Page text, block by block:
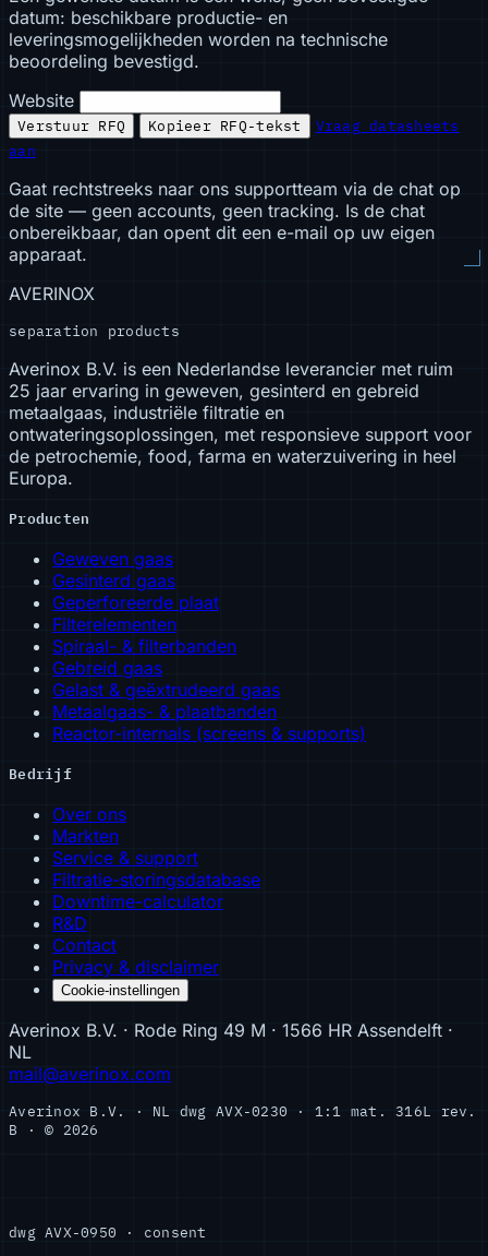
datum: beschikbare productie- en
leveringsmogelijkheden worden na technische
beoordeling bevestigd.
Website
Verstuur RFQ Kopieer RFQ-tekst
Vraag datasheets
aan
Gaat rechtstreeks naar ons supportteam via de chat op
de site — geen accounts, geen tracking. Is de chat
onbereikbaar, dan opent dit een e-mail op uw eigen
apparaat.
AVERINOX
separation products
Averinox B.V. is een Nederlandse leverancier met ruim
25 jaar ervaring in geweven, gesinterd en gebreid
metaalgaas, industriële filtratie en
ontwateringsoplossingen, met responsieve support voor
de petrochemie, food, farma en waterzuivering in heel
Europa.
Producten
Geweven gaas
Gesinterd gaas
Geperforeerde plaat
Filterelementen
Spiraal- & filterbanden
Gebreid gaas
Gelast & geëxtrudeerd gaas
Metaalgaas- & plaatbanden
Reactor-internals (screens & supports)
Bedrijf
Over ons
Markten
Service & support
Filtratie-storingsdatabase
Downtime-calculator
R&D
Contact
Privacy & disclaimer
Cookie-instellingen
Averinox B.V. · Rode Ring 49 M · 1566 HR Assendelft ·
NL
mail@averinox.com
Averinox B.V. · NL dwg AVX-0230 · 1:1 mat. 316L
rev.
B · © 2026
dwg AVX-0950 · consent